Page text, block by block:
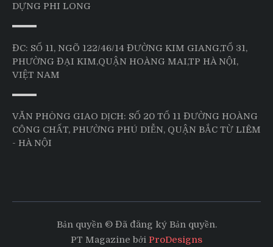
DỰNG PHI LONG
ĐC: SỐ 11, NGÕ 122/46/14 ĐƯỜNG KIM GIANG,TỔ 31,
PHƯỜNG ĐẠI KIM,QUẬN HOÀNG MAI,TP HÀ NỘI,
VIỆT NAM
VĂN PHÒNG GIAO DỊCH: SỐ 20 TỔ 11 ĐƯỜNG HOÀNG
CÔNG CHẤT, PHƯỜNG PHÚ DIỄN, QUẬN BẮC TỪ LIÊM
- HÀ NỘI
Bản quyền © Đã đăng ký Bản quyền.
PT Magazine bởi ProDesigns